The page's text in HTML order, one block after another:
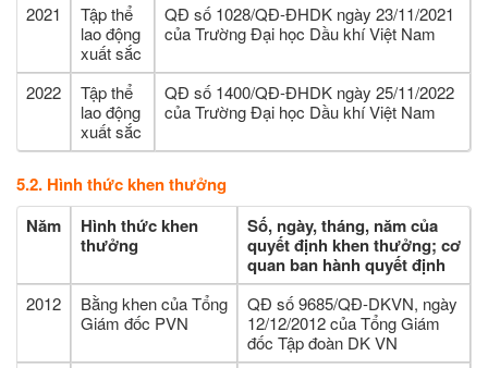
2021
Tập thể
lao động
xuất sắc
QĐ số 1028/QĐ-ĐHDK ngày 23/11/2021
của Trường Đại học Dầu khí Việt Nam
2022
Tập thể
lao động
xuất sắc
QĐ số 1400/QĐ-ĐHDK ngày 25/11/2022
của Trường Đại học Dầu khí Việt Nam
5.2. Hình thức khen thưởng
Năm
Hình thức khen
thưởng
Số, ngày, tháng, năm của
quyết định khen thưởng; cơ
quan ban hành quyết định
2012
Bằng khen của Tổng
Giám đốc PVN
QĐ số 9685/QĐ-DKVN, ngày
12/12/2012 của Tổng Giám
đốc Tập đoàn DK VN